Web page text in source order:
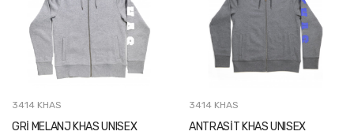
3414 KHAS
GRİ MELANJ KHAS UNISEX
3414 KHAS
ANTRASİT KHAS UNISEX